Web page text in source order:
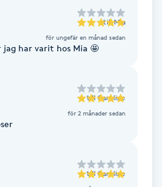
till Mia
för ungefär en månad sedan
har varit hos Mia 🤩
till Caroline
för 2 månader sedan
till Caroline